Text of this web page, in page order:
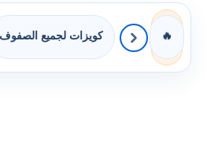
🔥 كويزات لجميع الصفوف